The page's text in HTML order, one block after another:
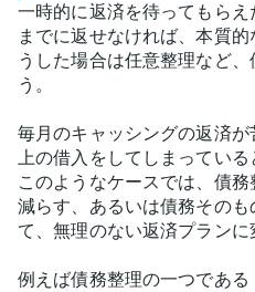
一時的に返済を待ってもら
までに返せなければ、本質
うした場合は任意整理など
う。
毎月のキャッシングの返済
上の借入をしてしまっている
このようなケースでは、債
減らす、あるいは債務その
て、無理のない返済プランに
例えば債務整理の一つであ